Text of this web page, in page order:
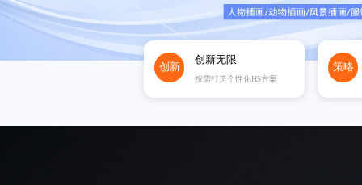
创新
创新无限
按需打造个性化H5方案
策略